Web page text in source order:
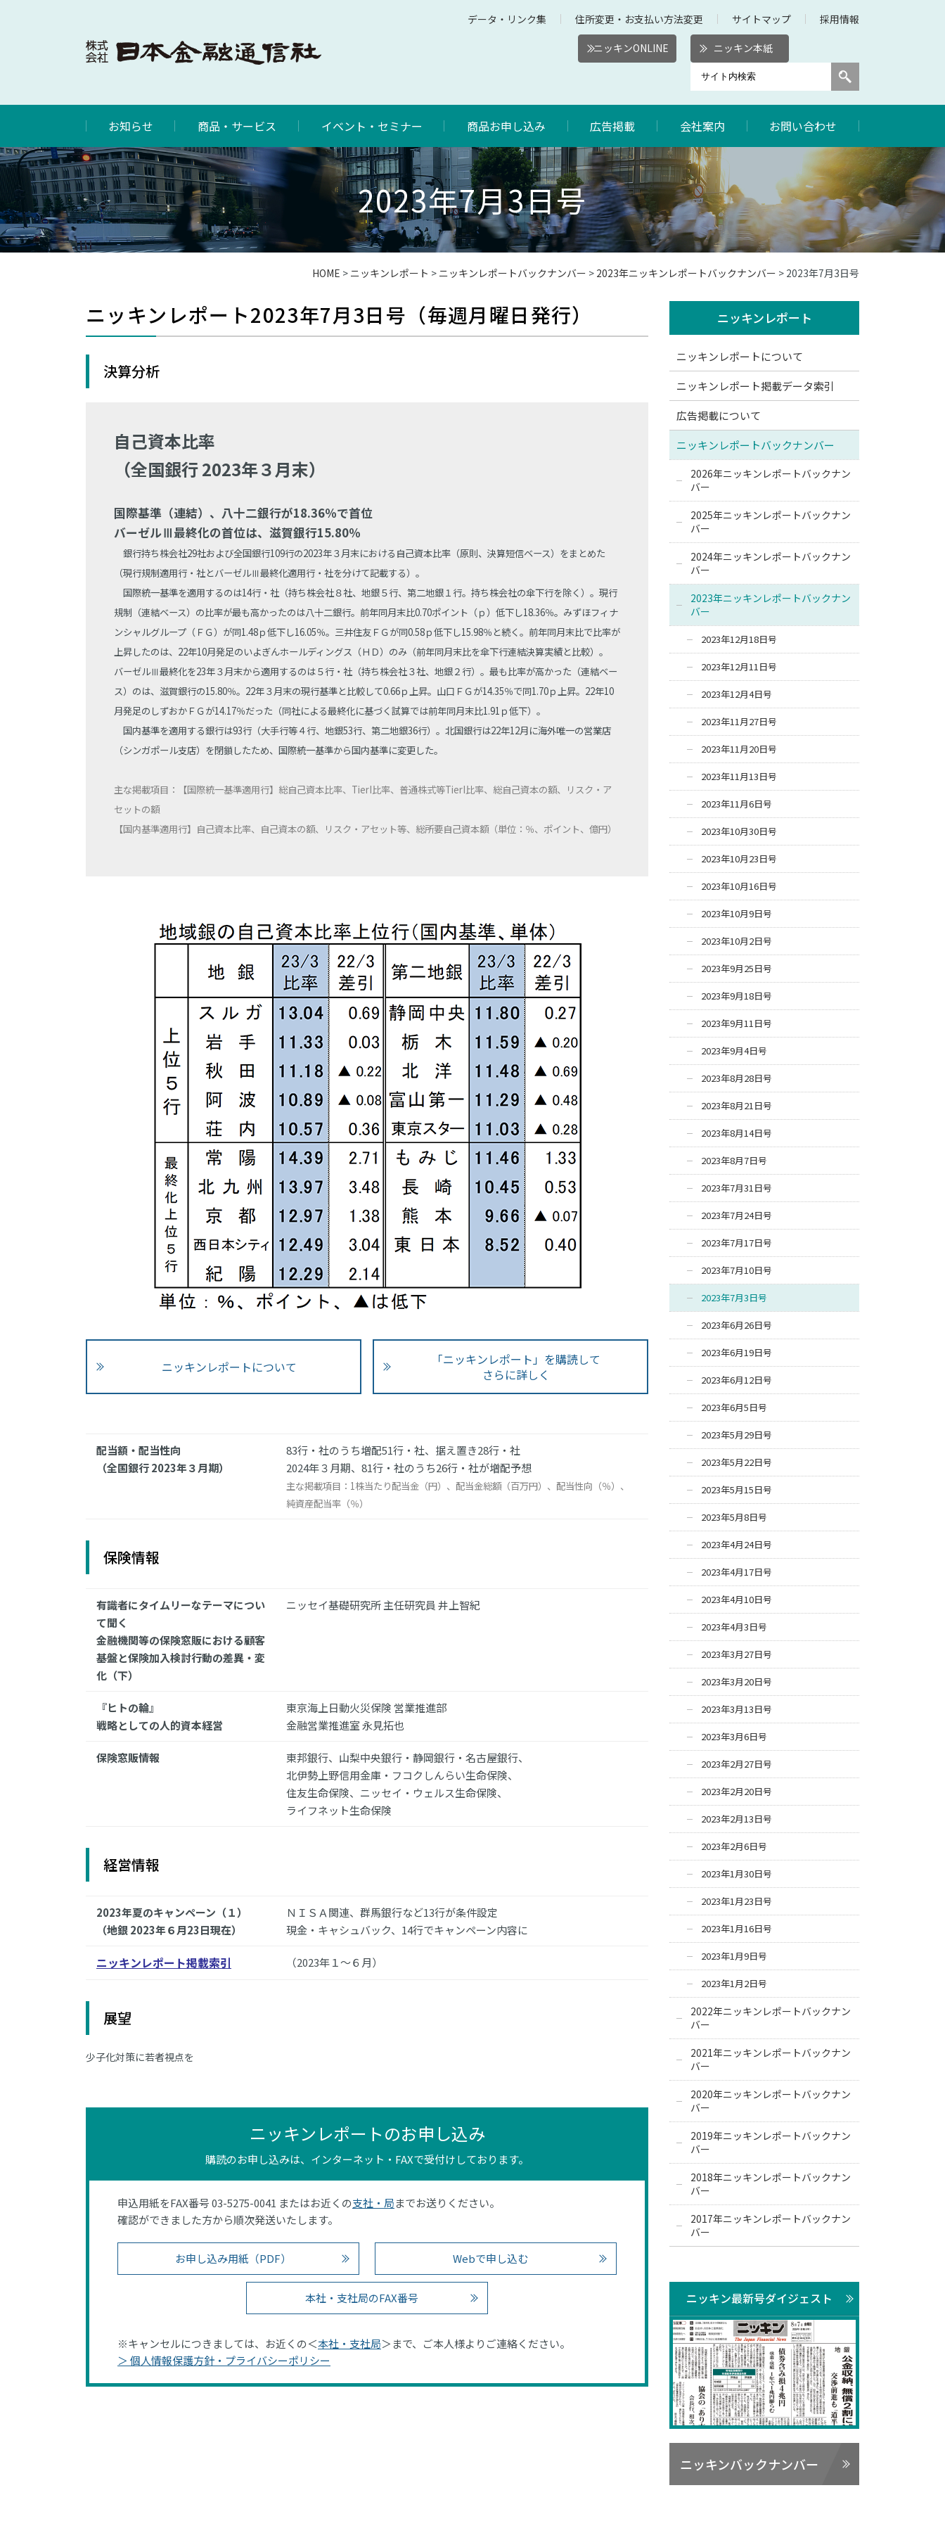
データ・リンク集 住所変更・お支払い方法変更 サイトマップ 採用情報
ニッキンONLINE ニッキン本紙
お知らせ 商品・サービス イベント・セミナー 商品お申し込み 広告掲載 会社案内 お問い合わせ
2023年7月3日号
HOME > ニッキンレポート > ニッキンレポートバックナンバー > 2023年ニッキンレポートバックナンバー > 2023年7月3日号
ニッキンレポート2023年7月3日号（毎週月曜日発行）
決算分析
自己資本比率
（全国銀行 2023年３月末）
国際基準（連結）、八十二銀行が18.36％で首位
バーゼルⅢ最終化の首位は、滋賀銀行15.80％
銀行持ち株会社29社および全国銀行109行の2023年３月末における自己資本比率（原則、決算短信ベース）をまとめた
（現行規制適用行・社とバーゼルⅢ最終化適用行・社を分けて記載する）。
国際統一基準を適用するのは14行・社（持ち株会社８社、地銀５行、第二地銀１行。持ち株会社の傘下行を除く）。現行
規制（連結ベース）の比率が最も高かったのは八十二銀行。前年同月末比0.70ポイント（ｐ）低下し18.36％。みずほフィナ
ンシャルグループ（ＦＧ）が同1.48ｐ低下し16.05％。三井住友ＦＧが同0.58ｐ低下し15.98％と続く。前年同月末比で比率が
上昇したのは、22年10月発足のいよぎんホールディングス（ＨＤ）のみ（前年同月末比を傘下行連結決算実績と比較）。
バーゼルⅢ最終化を23年３月末から適用するのは５行・社（持ち株会社３社、地銀２行）。最も比率が高かった（連結ベー
ス）のは、滋賀銀行の15.80％。22年３月末の現行基準と比較して0.66ｐ上昇。山口ＦＧが14.35％で同1.70ｐ上昇。22年10
月発足のしずおかＦＧが14.17％だった（同社による最終化に基づく試算では前年同月末比1.91ｐ低下）。
国内基準を適用する銀行は93行（大手行等４行、地銀53行、第二地銀36行）。北国銀行は22年12月に海外唯一の営業店
（シンガポール支店）を閉鎖したため、国際統一基準から国内基準に変更した。
主な掲載項目：【国際統一基準適用行】総自己資本比率、TierI比率、普通株式等TierI比率、総自己資本の額、リスク・ア
セットの額
【国内基準適用行】自己資本比率、自己資本の額、リスク・アセット等、総所要自己資本額（単位：％、ポイント、億円）
ニッキンレポートについて
「ニッキンレポート」を購読して
さらに詳しく
配当額・配当性向
（全国銀行 2023年３月期）
83行・社のうち増配51行・社、据え置き28行・社
2024年３月期、81行・社のうち26行・社が増配予想
主な掲載項目：1株当たり配当金（円）、配当金総額（百万円）、配当性向（％）、
純資産配当率（％）
保険情報
有識者にタイムリーなテーマについ
て聞く
金融機関等の保険窓販における顧客
基盤と保険加入検討行動の差異・変
化（下）
ニッセイ基礎研究所 主任研究員 井上智紀
『ヒトの輪』
戦略としての人的資本経営
東京海上日動火災保険 営業推進部
金融営業推進室 永見拓也
保険窓販情報
東邦銀行、山梨中央銀行・静岡銀行・名古屋銀行、
北伊勢上野信用金庫・フコクしんらい生命保険、
住友生命保険、ニッセイ・ウェルス生命保険、
ライフネット生命保険
経営情報
2023年夏のキャンペーン（１）
（地銀 2023年６月23日現在）
ＮＩＳＡ関連、群馬銀行など13行が条件設定
現金・キャシュバック、14行でキャンペーン内容に
ニッキンレポート掲載索引 （2023年１～６月）
展望
少子化対策に若者視点を
ニッキンレポートのお申し込み
購読のお申し込みは、インターネット・FAXで受付けしております。
申込用紙をFAX番号 03-5275-0041 またはお近くの支社・局までお送りください。
確認ができました方から順次発送いたします。
お申し込み用紙（PDF） Webで申し込む
本社・支社局のFAX番号
※キャンセルにつきましては、お近くの＜本社・支社局＞まで、ご本人様よりご連絡ください。
＞ 個人情報保護方針・プライバシーポリシー
ニッキンレポート
ニッキンレポートについて
ニッキンレポート掲載データ索引
広告掲載について
ニッキンレポートバックナンバー
2026年ニッキンレポートバックナン
バー
2025年ニッキンレポートバックナン
バー
2024年ニッキンレポートバックナン
バー
2023年ニッキンレポートバックナン
バー
2023年12月18日号
2023年12月11日号
2023年12月4日号
2023年11月27日号
2023年11月20日号
2023年11月13日号
2023年11月6日号
2023年10月30日号
2023年10月23日号
2023年10月16日号
2023年10月9日号
2023年10月2日号
2023年9月25日号
2023年9月18日号
2023年9月11日号
2023年9月4日号
2023年8月28日号
2023年8月21日号
2023年8月14日号
2023年8月7日号
2023年7月31日号
2023年7月24日号
2023年7月17日号
2023年7月10日号
2023年7月3日号
2023年6月26日号
2023年6月19日号
2023年6月12日号
2023年6月5日号
2023年5月29日号
2023年5月22日号
2023年5月15日号
2023年5月8日号
2023年4月24日号
2023年4月17日号
2023年4月10日号
2023年4月3日号
2023年3月27日号
2023年3月20日号
2023年3月13日号
2023年3月6日号
2023年2月27日号
2023年2月20日号
2023年2月13日号
2023年2月6日号
2023年1月30日号
2023年1月23日号
2023年1月16日号
2023年1月9日号
2023年1月2日号
2022年ニッキンレポートバックナン
バー
2021年ニッキンレポートバックナン
バー
2020年ニッキンレポートバックナン
バー
2019年ニッキンレポートバックナン
バー
2018年ニッキンレポートバックナン
バー
2017年ニッキンレポートバックナン
バー
ニッキン最新号ダイジェスト
ニッキンバックナンバー